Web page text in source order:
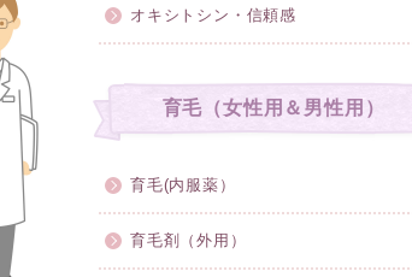
オキシトシン・信頼感
育毛（女性用＆男性用）
育毛(内服薬）
育毛剤（外用）